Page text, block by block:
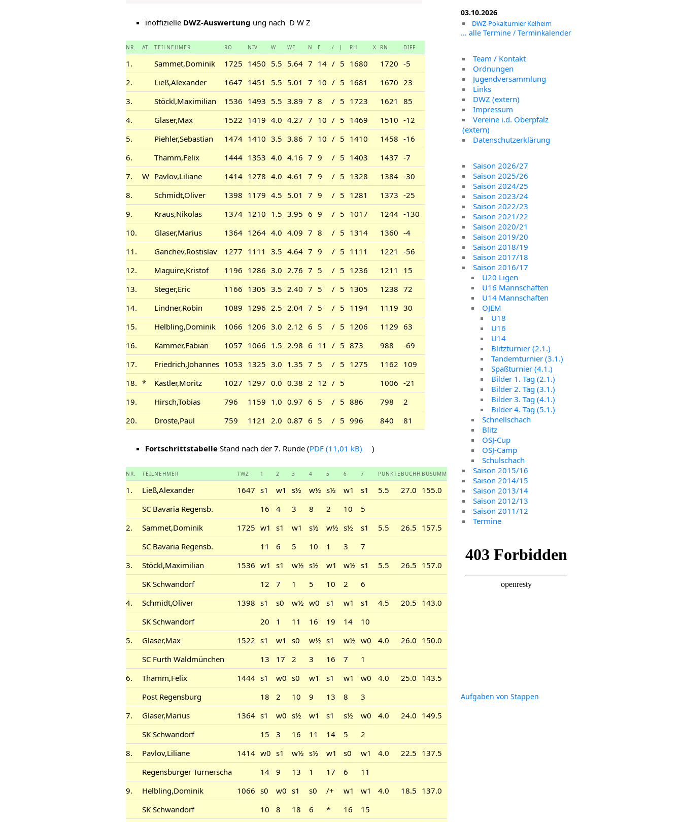
inoffizielle DWZ-Auswertung ung nach D W Z
NR. AT TEILNEHMER RO NIV W WE N E / J RH X RN DIFF
1. Sammet,Dominik 1725 1450 5.5 5.64 7 14 / 5 1680 1720 -5
2.
Ließ,Alexander 1647 1451 5.5 5.01 7 10 / 5 1681 1670 23
3.
Stöckl,Maximilian 1536 1493 5.5 3.89 7 8 / 5 1723 1621
85
4.
Glaser,Max 1522 1419 4.0 4.27 7 10 / 5 1469 1510 -12
5.
Piehler,Sebastian 1474 1410 3.5 3.86 7 10 / 5 1410 1458 -16
6.
Thamm,Felix 1444 1353 4.0 4.16 7 9 / 5 1403 1437 -7
7.
W Pavlov,Liliane 1414 1278 4.0 4.61 7 9 / 5 1328 1384 -30
8.
Schmidt,Oliver 1398 1179 4.5 5.01 7 9 / 5 1281 1373 -25
9.
Kraus,Nikolas 1374 1210 1.5 3.95 6 9 / 5 1017 1244 -130
10.
Glaser,Marius 1364 1264 4.0 4.09 7 8 / 5 1314 1360 -4
11.
Ganchev,Rostislav 1277 1111 3.5 4.64 7 9 / 5 1111 1221
-56
12.
Maguire,Kristof 1196 1286 3.0 2.76 7 5 / 5 1236 1211
15
13.
Steger,Eric 1166 1305 3.5 2.40 7 5 / 5 1305 1238 72
14.
Lindner,Robin 1089 1296 2.5 2.04 7 5 / 5 1194 1119 30
15.
Helbling,Dominik 1066 1206 3.0 2.12 6 5 / 5 1206 1129 63
16.
Kammer,Fabian 1057 1066 1.5 2.98 6 11 / 5 873 988
-69
17.
Friedrich,Johannes 1053 1325 3.0 1.35 7 5 / 5 1275 1162 109
18. * Kastler,Moritz 1027 1297 0.0 0.38 2 12 / 5 1006 -21
19.
Hirsch,Tobias 796 1159 1.0 0.97 6 5 / 5 886 798
2
20.
Droste,Paul 759 1121 2.0 0.87 6 5 / 5 996 840 81
FortschrittstabelleStand nach der 7. Runde (PDF )
NR. TEILNEHMER TWZ 1 2 3 4 5 6 7 PUNKTE BUCHH BUSUMM
1. Ließ,Alexander 1647 s1 w1 s½ w½ s½ w1 s1 5.5 27.0 155.0
SC Bavaria Regensb.
16 4 3 8 2 10
5
2.
Sammet,Dominik 1725 w1 s1 w1 s½ w½ s½ s1 5.5 26.5 157.5
SC Bavaria Regensb.
11 6 5 10 1 3
7
3.
Stöckl,Maximilian 1536 w1 s1 w½ s½ w1 w½ s1 5.5 26.5 157.0
SK Schwandorf
12 7 1 5 10 2
6
4.
Schmidt,Oliver 1398 s1 s0 w½ w0 s1 w1 s1 4.5 20.5 143.0
SK Schwandorf
20 1 11 16 19 14
10
5.
Glaser,Max 1522 s1 w1 s0 w½ s1 w½ w0 4.0 26.0 150.0
SC Furth Waldmünchen
13 17 2 3 16 7
1
6.
Thamm,Felix 1444 s1 w0 s0 w1 s1 w1 w0 4.0 25.0 143.5
Post Regensburg
18 2 10 9 13 8
3
7.
Glaser,Marius 1364 s1 w0 s½ w1 s1 s½ w0 4.0 24.0 149.5
SK Schwandorf
15 3 16 11 14 5
2
8.
Pavlov,Liliane 1414 w0 s1 w½ s½ w1 s0 w1 4.0 22.5 137.5
Regensburger Turnerscha
14 9 13 1 17 6
11
9.
Helbling,Dominik 1066 s0 w0 s1 s0 /+ w1 w1 4.0 18.5 137.0
SK Schwandorf
10 8 18 6 * 16
15
03.10.2026
DWZ-Pokalturnier Kelheim
... alle Termine / Terminkalender
Team / Kontakt
Ordnungen
Jugendversammlung
Links
DWZ (extern)
Impressum
Vereine i.d. Oberpfalz
(extern)
Datenschutzerklärung
Saison 2026/27
Saison 2025/26
Saison 2024/25
Saison 2023/24
Saison 2022/23
Saison 2021/22
Saison 2020/21
Saison 2019/20
Saison 2018/19
Saison 2017/18
Saison 2016/17
U20 Ligen
U16 Mannschaften
U14 Mannschaften
OJEM
U18
U16
U14
Blitzturnier (2.1.)
Tandemturnier (3.1.)
Spaßturnier (4.1.)
Bilder 1. Tag (2.1.)
Bilder 2. Tag (3.1.)
Bilder 3. Tag (4.1.)
Bilder 4. Tag (5.1.)
Schnellschach
Blitz
OSJ-Cup
OSJ-Camp
Schulschach
Saison 2015/16
Saison 2014/15
Saison 2013/14
Saison 2012/13
Saison 2011/12
Termine
Aufgaben von Stappen